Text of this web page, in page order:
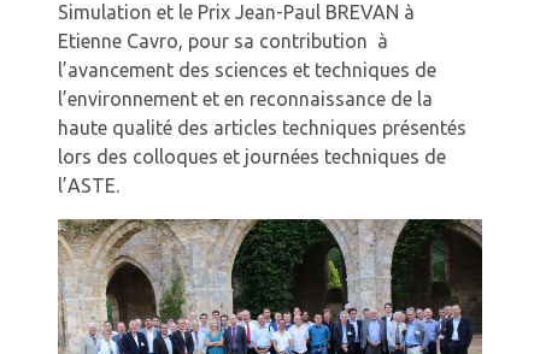
Simulation et le Prix Jean-Paul BREVAN à
Etienne Cavro, pour sa contribution à
l’avancement des sciences et techniques de
l’environnement et en reconnaissance de la
haute qualité des articles techniques présentés
lors des colloques et journées techniques de
l’ASTE.